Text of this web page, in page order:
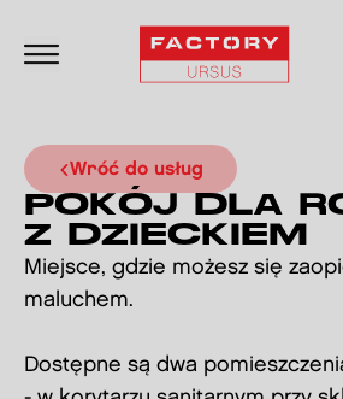
Wróć do usług
POKÓJ DLA
Z DZIECKIEM
Miejsce, gdzie możesz się
maluchem.
Dostępne są dwa